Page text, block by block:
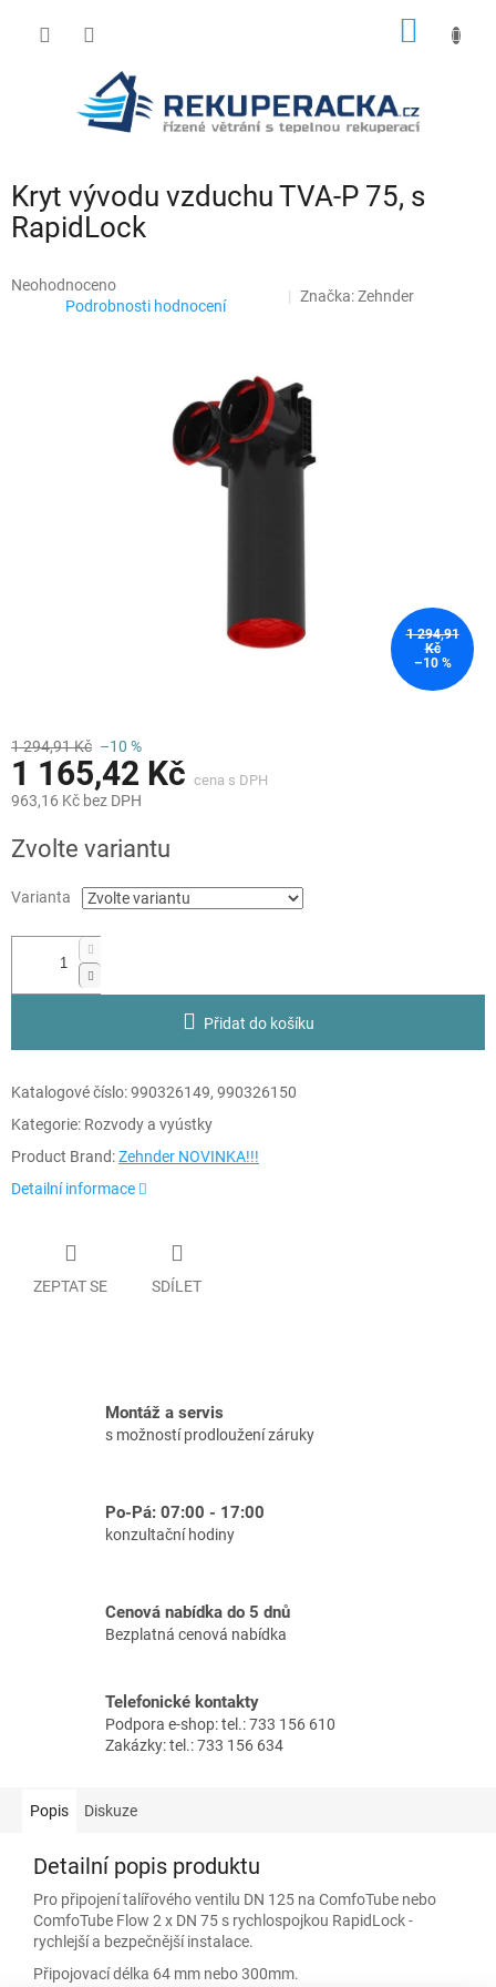
Kryt vývodu vzduchu TVA-P 75, s
RapidLock
Průměrné
hodnocení
Neohodnoceno
Podrobnosti hodnocení
Značka:Zehnder
1 294,91
Kč
–10 %
1 294,91 Kč –10 %
1 165,42 Kč
963,16 Kč bez DPH
cena:
Zvolte variantu
Varianta
Přidat do košíku
Katalogové číslo:990326149, 990326150
Kategorie: Rozvody a vyústky
Product Brand:Zehnder NOVINKA!!!
Detailní informace
ZEPTAT SE SDÍLET
Montáž a servis
s možností prodloužení záruky
Po-Pá: 07:00 - 17:00
konzultační hodiny
Cenová nabídka do 5 dnů
Bezplatná cenová nabídka
Telefonické kontakty
Podpora e-shop: tel.: 733 156 610
Zakázky: tel.: 733 156 634
Popis Diskuze
Detailní popis produktu
Pro připojení talířového ventilu DN 125 na ComfoTube nebo
ComfoTube Flow 2 x DN 75 s rychlospojkou RapidLock -
rychlejší a bezpečnější instalace.
Připojovací délka 64 mm nebo 300mm.